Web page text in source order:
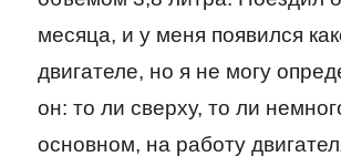
месяца, и у меня появился
двигателе, но я не могу
он: то ли сверху, то ли
основном, на работу